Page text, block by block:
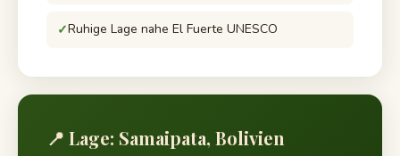
Ruhige Lage nahe El Fuerte UNESCO
📍 Lage: Samaipata, Bolivien